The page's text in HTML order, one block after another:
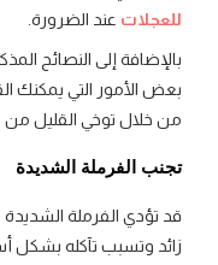
للعجلات عند الضرورة.
بالإضافة إلى النصائح
بعض الأمور التي يمكنك
من خلال توخي القليل من
تجنب الفرملة الشديدة
قد تؤدي الفرملة
زائد وتسبب تآكله بشكل